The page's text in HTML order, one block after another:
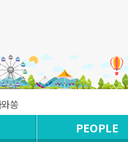
쏭
PEOPLE